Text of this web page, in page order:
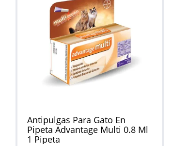
Antipulgas Para Gato En
Pipeta Advantage Multi 0.8 Ml
1 Pipeta